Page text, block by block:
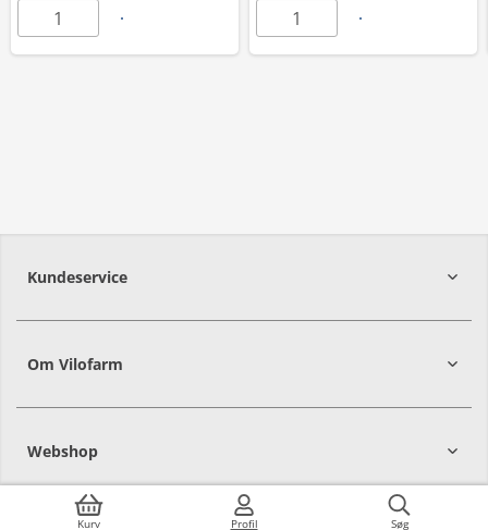
Kurv Profil Søg
Kundeservice
Om Vilofarm
Webshop